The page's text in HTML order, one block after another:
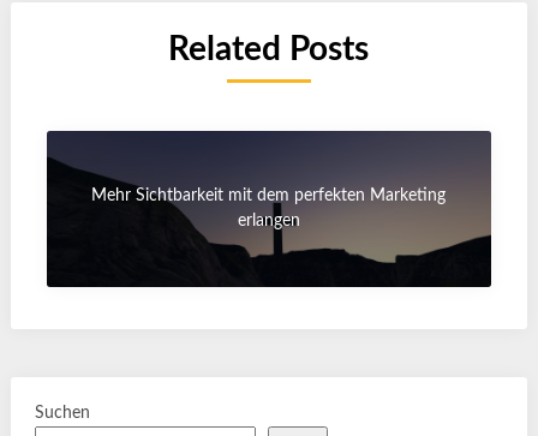
Related Posts
Mehr Sichtbarkeit mit dem perfekten Marketing
erlangen
Suchen